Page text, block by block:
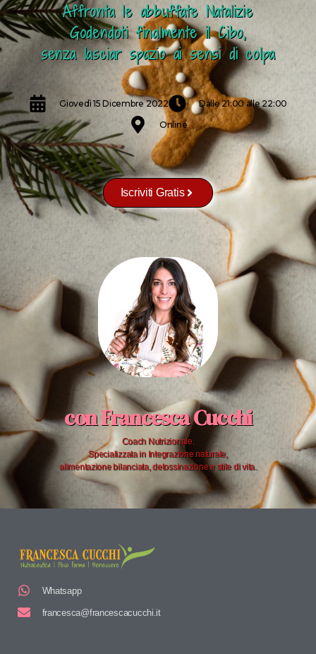
Affronta le abbuffate Natalizie
Godendoti finalmente il Cibo,
senza lasciar spazio ai sensi di colpa
Giovedì 15 Dicembre 2022
Dalle 21:00 alle 22:00
Online
Iscriviti Gratis
con Francesca Cucchi
Coach Nutrizionale.
Specializzata in Integrazione naturale,
alimentazione bilanciata, detossinazione e stile di vita.
Whatsapp
francesca@francescacucchi.it